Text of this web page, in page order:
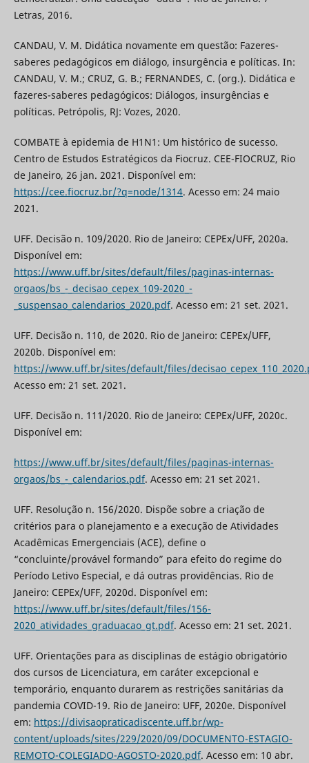
Letras, 2016.
CANDAU, V. M. Didática novamente em questão: Fazeres-
saberes pedagógicos em diálogo, insurgência e políticas. In:
CANDAU, V. M.; CRUZ, G. B.; FERNANDES, C. (org.). Didática e
fazeres-saberes pedagógicos: Diálogos, insurgências e
políticas. Petrópolis, RJ: Vozes, 2020.
COMBATE à epidemia de H1N1: Um histórico de sucesso.
Centro de Estudos Estratégicos da Fiocruz. CEE-FIOCRUZ, Rio
de Janeiro, 26 jan. 2021. Disponível em:
https://cee.fiocruz.br/?q=node/1314. Acesso em: 24 maio
2021.
UFF. Decisão n. 109/2020. Rio de Janeiro: CEPEx/UFF, 2020a.
Disponível em:
https://www.uff.br/sites/default/files/paginas-internas-
orgaos/bs_-_decisao_cepex_109-2020_-
_suspensao_calendarios_2020.pdf. Acesso em: 21 set. 2021.
UFF. Decisão n. 110, de 2020. Rio de Janeiro: CEPEx/UFF,
2020b. Disponível em:
https://www.uff.br/sites/default/files/
Acesso em: 21 set. 2021.
UFF. Decisão n. 111/2020. Rio de Janeiro: CEPEx/UFF, 2020c.
Disponível em:
https://www.uff.br/sites/default/files/paginas-internas-
orgaos/bs_-_calendarios.pdf. Acesso em: 21 set 2021.
UFF. Resolução n. 156/2020. Dispõe sobre a criação de
critérios para o planejamento e a execução de Atividades
Acadêmicas Emergenciais (ACE), define o
“concluinte/provável formando” para efeito do regime do
Período Letivo Especial, e dá outras providências. Rio de
Janeiro: CEPEx/UFF, 2020d. Disponível em:
https://www.uff.br/sites/default/files/156-
2020_atividades_graduacao_gt.pdf. Acesso em: 21 set. 2021.
UFF. Orientações para as disciplinas de estágio obrigatório
dos cursos de Licenciatura, em caráter excepcional e
temporário, enquanto durarem as restrições sanitárias da
pandemia COVID-19. Rio de Janeiro: UFF, 2020e. Disponível
em: https://divisaopraticadiscente.uff.br/wp-
content/uploads/sites/229/2020/09/DOCUMENTO-ESTAGIO-
REMOTO-COLEGIADO-AGOSTO-2020.pdf. Acesso em: 10 abr.